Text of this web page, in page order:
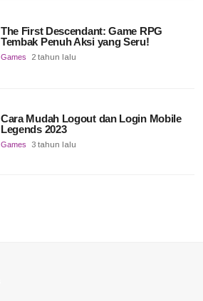
The First Descendant: Game RPG
Tembak Penuh Aksi yang Seru!
Games 2 tahun lalu
Cara Mudah Logout dan Login Mobile
Legends 2023
Games 3 tahun lalu